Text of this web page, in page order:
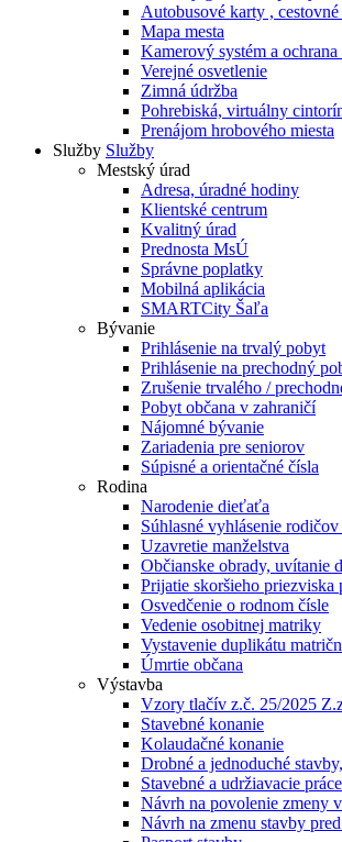
Autobusové karty ,
Mapa mesta
Kamerový systém a ochrana
Verejné osvetlenie
Zimná údržba
Pohrebiská, virtuálny
Prenájom hrobového miesta
Služby Služby
Mestský úrad
Adresa, úradné hodiny
Klientské centrum
Kvalitný úrad
Prednosta MsÚ
Správne poplatky
Mobilná aplikácia
SMARTCity Šaľa
Bývanie
Prihlásenie na trvalý pobyt
Prihlásenie na prechodný
Zrušenie trvalého /
Pobyt občana v zahraničí
Nájomné bývanie
Zariadenia pre seniorov
Súpisné a orientačné čísla
Rodina
Narodenie dieťaťa
Súhlasné vyhlásenie
Uzavretie manželstva
Občianske obrady, uvítanie
Prijatie skoršieho priezviska
Osvedčenie o rodnom čísle
Vedenie osobitnej matriky
Vystavenie duplikátu
Úmrtie občana
Výstavba
Vzory tlačív z.č. 25/2025
Stavebné konanie
Kolaudačné konanie
Drobné a jednoduché
Stavebné a udržiavacie práce
Návrh na povolenie zmeny
Návrh na zmenu stavby